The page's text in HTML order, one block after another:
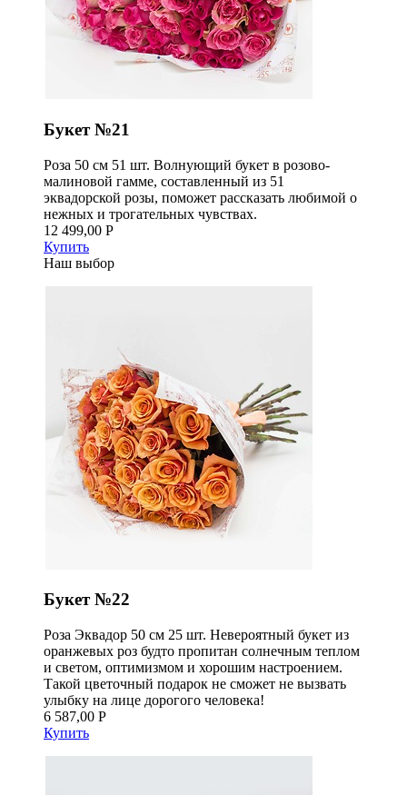
Букет №21
Роза 50 см 51 шт. Волнующий букет в розово-
малиновой гамме, составленный из 51
эквадорской розы, поможет рассказать любимой о
нежных и трогательных чувствах.
12 499,00 Р
Купить
Наш выбор
Букет №22
Роза Эквадор 50 см 25 шт. Невероятный букет из
оранжевых роз будто пропитан солнечным теплом
и светом, оптимизмом и хорошим настроением.
Такой цветочный подарок не сможет не вызвать
улыбку на лице дорогого человека!
6 587,00 Р
Купить